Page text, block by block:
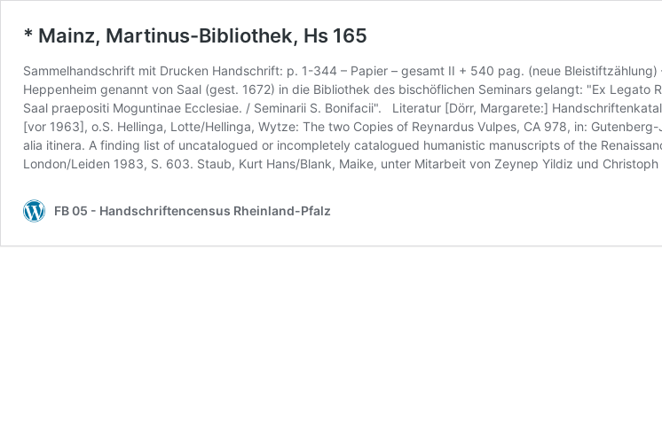
* Mainz, Martinus-Bibliothek, Hs 165
Sammelhandschrift mit Drucken Handschrift: p. 1-344 – Papier – gesamt II + 540 pag. (neue
Heppenheim genannt von Saal (gest. 1672) in die Bibliothek des bischöflichen Seminars gelangt: "Ex
Saal praepositi Moguntinae Ecclesiae. / Seminarii S. Bonifacii". Literatur [Dörr, Margarete:]
[vor 1963], o.S. Hellinga, Lotte/Hellinga, Wytze: The two Copies of Reynardus Vulpes, CA 978, in:
alia itinera. A finding list of uncatalogued or incompletely catalogued humanistic manuscripts of the
London/Leiden 1983, S. 603. Staub, Kurt Hans/Blank, Maike, unter Mitarbeit von Zeynep Yildiz und
FB 05 - Handschriftencensus Rheinland-Pfalz